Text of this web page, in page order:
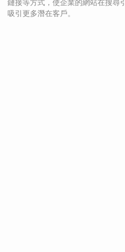
鏈接等方式，使企業的網站在搜尋
吸引更多潛在客戶。